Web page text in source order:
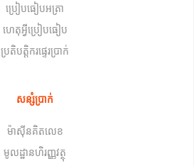
ប្រៀបធៀបអត្រា
ហេតុអ្វីប្រៀបធៀប
ប្រតិបត្តិករផ្ទេរប្រាក់
សន្សំប្រាក់
ម៉ាស៊ីនគិតលេខ
មូលដ្ឋានហិរញ្ញវត្ថុ